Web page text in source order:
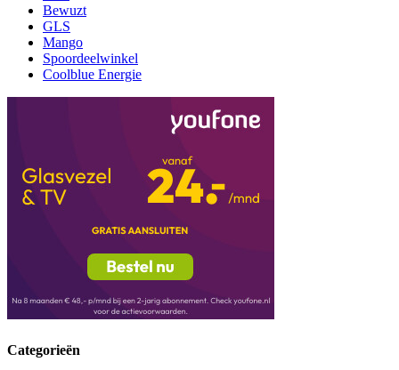
Bewuzt
GLS
Mango
Spoordeelwinkel
Coolblue Energie
Categorieën